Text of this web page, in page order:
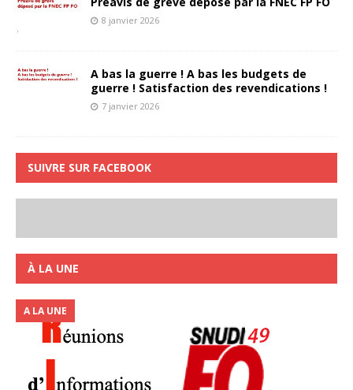
8 janvier 2026
A bas la guerre ! A bas les budgets de
guerre ! Satisfaction des revendications !
7 janvier 2026
SUIVRE SUR FACEBOOK
À LA UNE
A LA UNE